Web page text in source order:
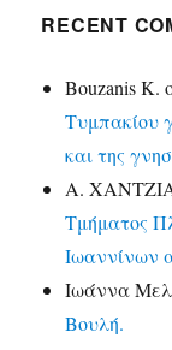
RECENT
Bouzanis K.
Τυμπακίου
και της
Α.
Τμήματος
Ιωαννίνων
Ιωάννα
Βουλή.